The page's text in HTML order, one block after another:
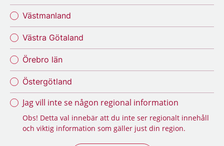
Västmanland
Västra Götaland
Örebro län
Östergötland
Jag vill inte se någon regional information
Obs! Detta val innebär att du inte ser regionalt innehåll
och viktig information som gäller just din region.